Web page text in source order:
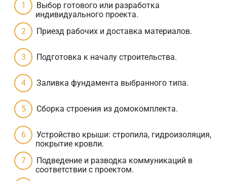
Выбор готового или разработка
индивидуального проекта.
Приезд рабочих и доставка материалов.
Подготовка к началу строительства.
Заливка фундамента выбранного типа.
Сборка строения из домокомплекта.
Устройство крыши: стропила, гидроизоляция,
покрытие кровли.
Подведение и разводка коммуникаций в
соответствии с проектом.